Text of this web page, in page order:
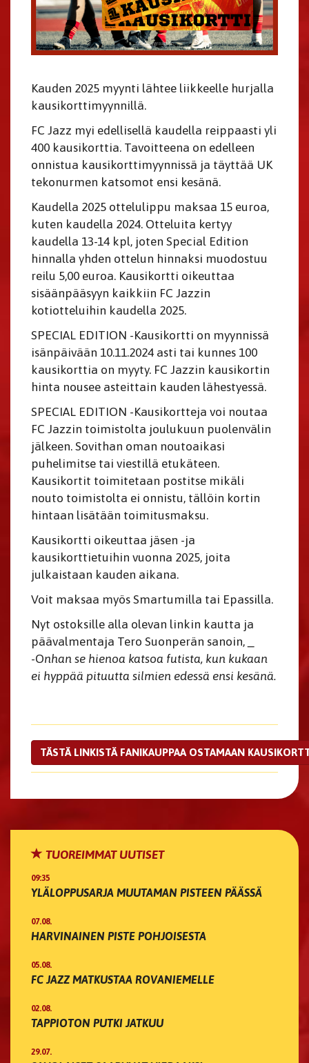
Kauden 2025 myynti lähtee liikkeelle hurjalla
kausikorttimyynnillä.
FC Jazz myi edellisellä kaudella reippaasti yli
400 kausikorttia. Tavoitteena on edelleen
onnistua kausikorttimyynnissä ja täyttää UK
tekonurmen katsomot ensi kesänä.
Kaudella 2025 ottelulippu maksaa 15 euroa,
kuten kaudella 2024. Otteluita kertyy
kaudella 13-14 kpl, joten Special Edition
hinnalla yhden ottelun hinnaksi muodostuu
reilu 5,00 euroa. Kausikortti oikeuttaa
sisäänpääsyyn kaikkiin FC Jazzin
kotiotteluihin kaudella 2025.
SPECIAL EDITION -Kausikortti on myynnissä
isänpäivään 10.11.2024 asti tai kunnes 100
kausikorttia on myyty. FC Jazzin kausikortin
hinta nousee asteittain kauden lähestyessä.
SPECIAL EDITION -Kausikortteja voi noutaa
FC Jazzin toimistolta joulukuun puolenvälin
jälkeen. Sovithan oman noutoaikasi
puhelimitse tai viestillä etukäteen.
Kausikortit toimitetaan postitse mikäli
nouto toimistolta ei onnistu, tällöin kortin
hintaan lisätään toimitusmaksu.
Kausikortti oikeuttaa jäsen -ja
kausikorttietuihin vuonna 2025, joita
julkaistaan kauden aikana.
Voit maksaa myös Smartumilla tai Epassilla.
Nyt ostoksille alla olevan linkin kautta ja
päävalmentaja Tero Suonperän sanoin, _
-Onhan se hienoa katsoa futista, kun kukaan
ei hyppää pituutta silmien edessä ensi kesänä.
TÄSTÄ LINKISTÄ FANIKAUPPAA OSTAMAAN
TUOREIMMAT UUTISET
09:35
YLÄLOPPUSARJA MUUTAMAN PISTEEN PÄÄSSÄ
07.08.
HARVINAINEN PISTE POHJOISESTA
05.08.
FC JAZZ MATKUSTAA ROVANIEMELLE
02.08.
TAPPIOTON PUTKI JATKUU
29.07.